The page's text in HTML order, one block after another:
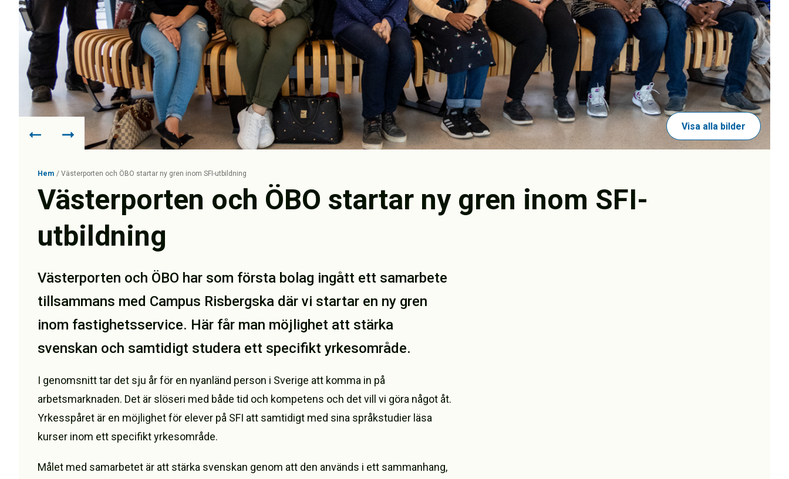
Visa alla bilder
Hem / Västerporten och ÖBO startar ny gren inom SFI-utbildning
Västerporten och ÖBO startar ny gren inom SFI-
utbildning
Västerporten och ÖBO har som första bolag ingått ett samarbete
tillsammans med Campus Risbergska där vi startar en ny gren
inom fastighetsservice. Här får man möjlighet att stärka
svenskan och samtidigt studera ett specifikt yrkesområde.
I genomsnitt tar det sju år för en nyanländ person i Sverige att komma in på
arbetsmarknaden. Det är slöseri med både tid och kompetens och det vill vi göra något åt.
Yrkesspåret är en möjlighet för elever på SFI att samtidigt med sina språkstudier läsa
kurser inom ett specifikt yrkesområde.
Målet med samarbetet är att stärka svenskan genom att den används i ett sammanhang,